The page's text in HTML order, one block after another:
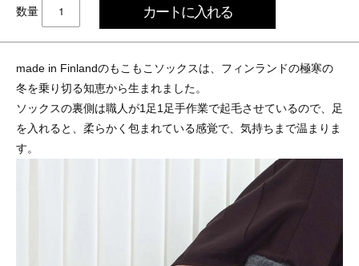
数量
made in Finlandのもこもこソックスは、フィンランドの極寒の
冬を乗り切る知恵から生まれました。
ソックスの裏側は職人が1足1足手作業で起毛させているので、足
を入れると、柔らかく包まれている感覚で、気持ちまで温まりま
す。